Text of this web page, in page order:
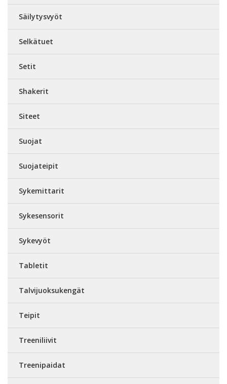
Säilytysvyöt
Selkätuet
Setit
Shakerit
Siteet
Suojat
Suojateipit
Sykemittarit
Sykesensorit
Sykevyöt
Tabletit
Talvijuoksukengät
Teipit
Treeniliivit
Treenipaidat